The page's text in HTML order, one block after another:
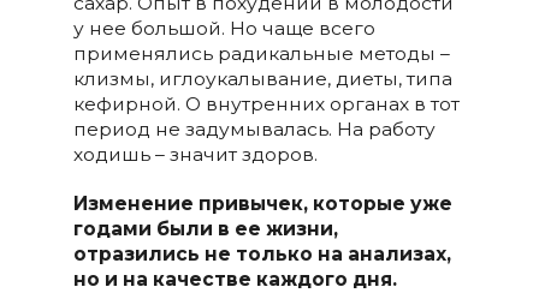
у нее большой. Но чаще всего
применялись радикальные методы –
клизмы, иглоукалывание, диеты, типа
кефирной. О внутренних органах в тот
период не задумывалась. На работу
ходишь – значит здоров.
Изменение привычек, которые уже
годами были в ее жизни,
отразились не только на анализах,
но и на качестве каждого дня.